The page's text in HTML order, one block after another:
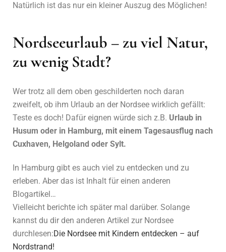
Natürlich ist das nur ein kleiner Auszug des Möglichen!
Nordseeurlaub – zu viel Natur,
zu wenig Stadt?
Wer trotz all dem oben geschilderten noch daran
zweifelt, ob ihm Urlaub an der Nordsee wirklich gefällt:
Teste es doch! Dafür eignen würde sich z.B. Urlaub in
Husum oder in Hamburg, mit einem Tagesausflug nach
Cuxhaven, Helgoland oder Sylt.
In Hamburg gibt es auch viel zu entdecken und zu
erleben. Aber das ist Inhalt für einen anderen
Blogartikel…
Vielleicht berichte ich später mal darüber. Solange
kannst du dir den anderen Artikel zur Nordsee
durchlesen:Die Nordsee mit Kindern entdecken – auf
Nordstrand!